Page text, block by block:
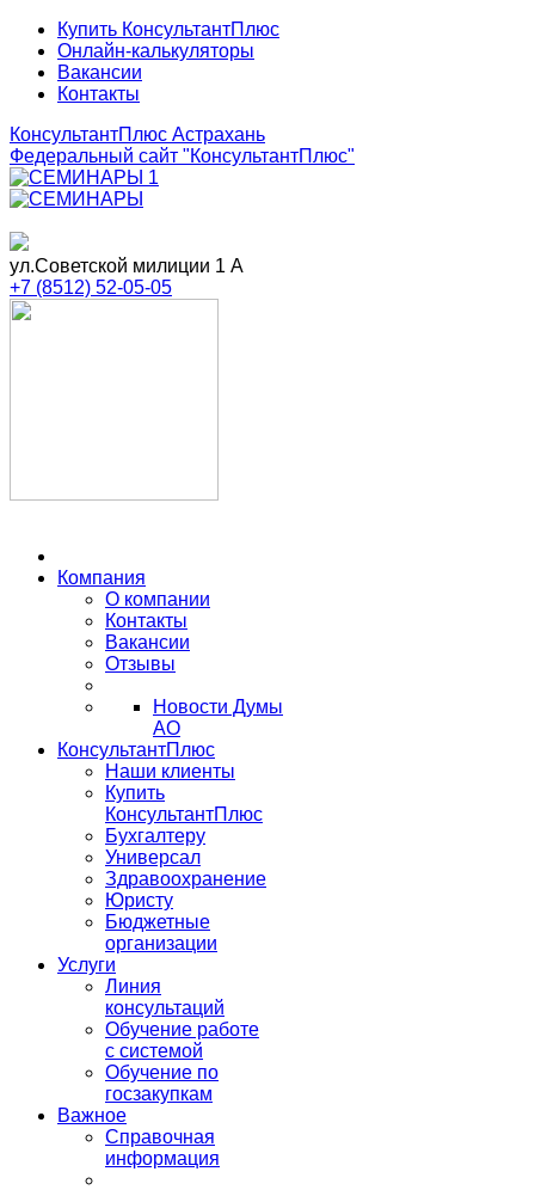
Купить КонсультантПлюс
Онлайн-калькуляторы
Вакансии
Контакты
КонсультантПлюс Астрахань
Федеральный сайт "КонсультантПлюс"
ул.Советской милиции 1 А
+7 (8512) 52-05-05
Компания
О компании
Контакты
Вакансии
Отзывы
Новости Думы
АО
КонсультантПлюс
Наши клиенты
Купить
КонсультантПлюс
Бухгалтеру
Универсал
Здравоохранение
Юристу
Бюджетные
организации
Услуги
Линия
консультаций
Обучение работе
с системой
Обучение по
госзакупкам
Важное
Справочная
информация